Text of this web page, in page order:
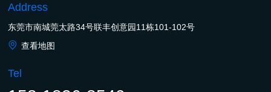
Address
东莞市南城莞太路34号联丰创意园11栋101-102号
查看地图
Tel